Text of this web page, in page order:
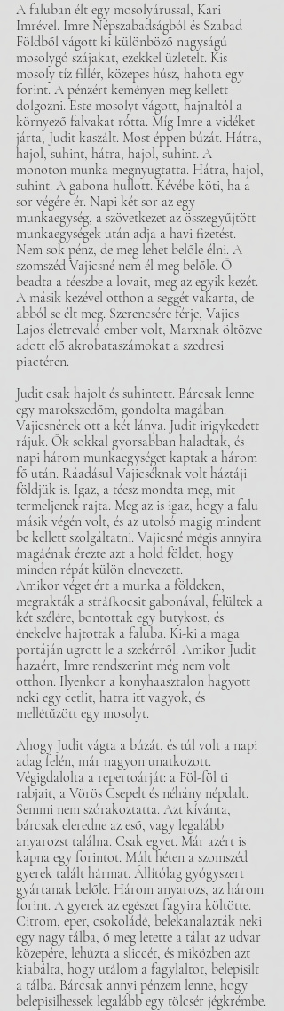
A faluban élt egy mosolyárussal, Kari
Imrével. Imre Népszabadságból és Szabad
Földből vágott ki különböző nagyságú
mosolygó szájakat, ezekkel üzletelt. Kis
mosoly tíz fillér, közepes húsz, hahota egy
forint. A pénzért keményen meg kellett
dolgozni. Este mosolyt vágott, hajnaltól a
környező falvakat rótta. Míg Imre a vidéket
járta, Judit kaszált. Most éppen búzát. Hátra,
hajol, suhint, hátra, hajol, suhint. A
monoton munka megnyugtatta. Hátra, hajol,
suhint. A gabona hullott. Kévébe köti, ha a
sor végére ér. Napi két sor az egy
munkaegység, a szövetkezet az összegyűjtött
munkaegységek után adja a havi fizetést.
Nem sok pénz, de meg lehet belőle élni. A
szomszéd Vajicsné nem él meg belőle. Ő
beadta a téeszbe a lovait, meg az egyik kezét.
A másik kezével otthon a seggét vakarta, de
abból se élt meg. Szerencsére férje, Vajics
Lajos életrevaló ember volt, Marxnak öltözve
adott elő akrobataszámokat a szedresi
piactéren.
Judit csak hajolt és suhintott. Bárcsak lenne
egy marokszedőm, gondolta magában.
Vajicsnének ott a két lánya. Judit irigykedett
rájuk. Ők sokkal gyorsabban haladtak, és
napi három munkaegységet kaptak a három
fő után. Ráadásul Vajicséknak volt háztáji
földjük is. Igaz, a téesz mondta meg, mit
termeljenek rajta. Meg az is igaz, hogy a falu
másik végén volt, és az utolsó magig mindent
be kellett szolgáltatni. Vajicsné mégis annyira
magáénak érezte azt a hold földet, hogy
minden répát külön elnevezett.
Amikor véget ért a munka a földeken,
megrakták a stráfkocsit gabonával, felültek a
két szélére, bontottak egy butykost, és
énekelve hajtottak a faluba. Ki-ki a maga
portáján ugrott le a szekérről. Amikor Judit
hazaért, Imre rendszerint még nem volt
otthon. Ilyenkor a konyhaasztalon hagyott
neki egy cetlit, hatra itt vagyok, és
mellétűzött egy mosolyt.
Ahogy Judit vágta a búzát, és túl volt a napi
adag felén, már nagyon unatkozott.
Végigdalolta a repertoárját: a Föl-föl ti
rabjait, a Vörös Csepelt és néhány népdalt.
Semmi nem szórakoztatta. Azt kívánta,
bárcsak eleredne az eső, vagy legalább
anyarozst találna. Csak egyet. Már azért is
kapna egy forintot. Múlt héten a szomszéd
gyerek talált hármat. Állítólag gyógyszert
gyártanak belőle. Három anyarozs, az három
forint. A gyerek az egészet fagyira költötte.
Citrom, eper, csokoládé, belekanalazták neki
egy nagy tálba, ő meg letette a tálat az udvar
közepére, lehúzta a sliccét, és miközben azt
kiabálta, hogy utálom a fagylaltot, belepisilt
a tálba. Bárcsak annyi pénzem lenne, hogy
belepisilhessek legalább egy tölcsér jégkrémbe.